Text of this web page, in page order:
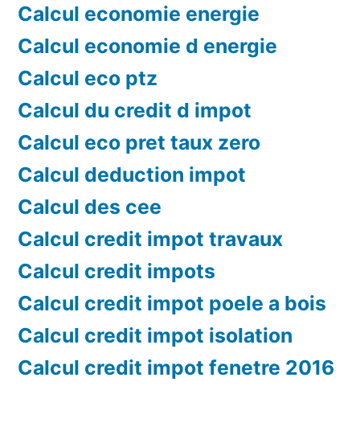
Calcul economie energie
Calcul economie d energie
Calcul eco ptz
Calcul du credit d impot
Calcul eco pret taux zero
Calcul deduction impot
Calcul des cee
Calcul credit impot travaux
Calcul credit impots
Calcul credit impot poele a bois
Calcul credit impot isolation
Calcul credit impot fenetre 2016